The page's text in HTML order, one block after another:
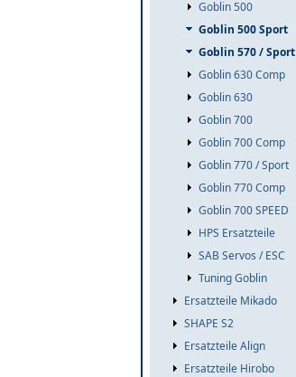
Goblin 500
Goblin 500 Sport
Goblin 570 / Sport
Goblin 630 Comp
Goblin 630
Goblin 700
Goblin 700 Comp
Goblin 770 / Sport
Goblin 770 Comp
Goblin 700 SPEED
HPS Ersatzteile
SAB Servos / ESC
Tuning Goblin
Ersatzteile Mikado
SHAPE S2
Ersatzteile Align
Ersatzteile Hirobo